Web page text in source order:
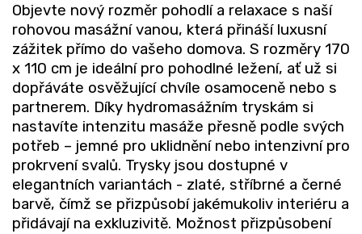
Objevte nový rozměr pohodlí a relaxace s naší
rohovou masážní vanou, která přináší luxusní
zážitek přímo do vašeho domova. S rozměry 170
x 110 cm je ideální pro pohodlné ležení, ať už si
dopřáváte osvěžující chvíle osamoceně nebo s
partnerem. Díky hydromasážním tryskám si
nastavíte intenzitu masáže přesně podle svých
potřeb – jemné pro uklidnění nebo intenzivní pro
prokrvení svalů. Trysky jsou dostupné v
elegantních variantách - zlaté, stříbrné a černé
barvě, čímž se přizpůsobí jakémukoliv interiéru a
přidávají na exkluzivitě. Možnost přizpůsobení